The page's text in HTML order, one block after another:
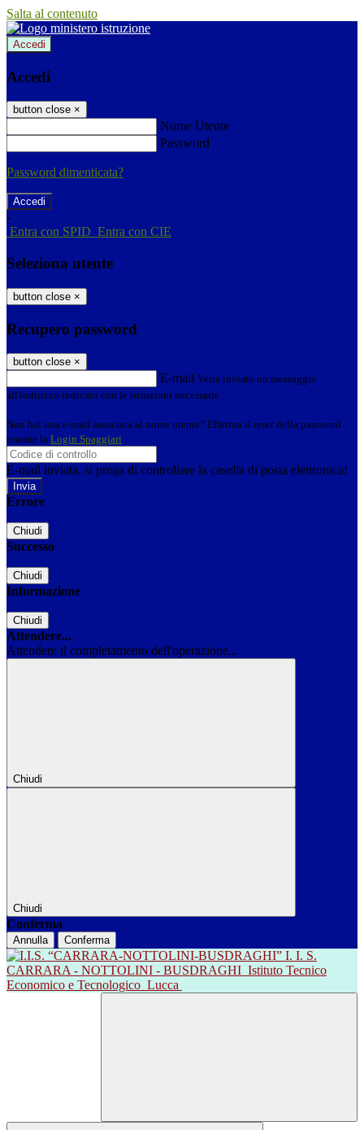
Salta al contenuto
Accedi
Accedi
button close ×
Nome Utente
Password
Password dimenticata?
-
Entra con SPID Entra con CIE
Seleziona utente
button close ×
Recupero password
button close ×
E-mail Verrà inviato un messaggio
all'indirizzo indicato con le istruzioni necessarie.
Non hai una e-mail associata al nome utente? Effettua il reset della password
tramite la Login Spaggiari
E-mail inviata, si prega di controllare la casella di posta elettronica!
Errore
Chiudi
Successo
Chiudi
Informazione
Chiudi
Attendere...
Attendere il completamento dell'operazione...
Chiudi
Chiudi
Conferma
Annulla Conferma
I. I. S.
CARRARA - NOTTOLINI - BUSDRAGHI Istituto Tecnico
Economico e Tecnologico Lucca